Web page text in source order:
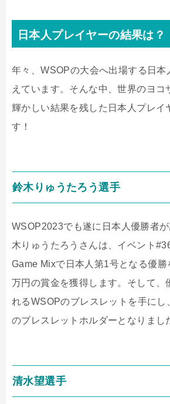
日本人プレイヤーの結果は？
年々、WSOPの大会へ出場する日本
えています。そんな中、世界のヨコ
輝かしい結果を残した日本人プレイ
す！
鈴木りゅうたろう選手
WSOP2023でも遂に日本人優勝者
木りゅうたろうさんは、イベント
Game Mixで日本人第1号となる優
万円の賞金を獲得します。そして、
れるWSOPのブレスレットを手にし
のブレスレットホルダーとなりまし
清水望選手